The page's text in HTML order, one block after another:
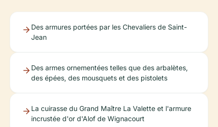
Des armures portées par les Chevaliers de Saint-
Jean
Des armes ornementées telles que des arbalètes,
des épées, des mousquets et des pistolets
La cuirasse du Grand Maître La Valette et l'armure
incrustée d'or d'Alof de Wignacourt